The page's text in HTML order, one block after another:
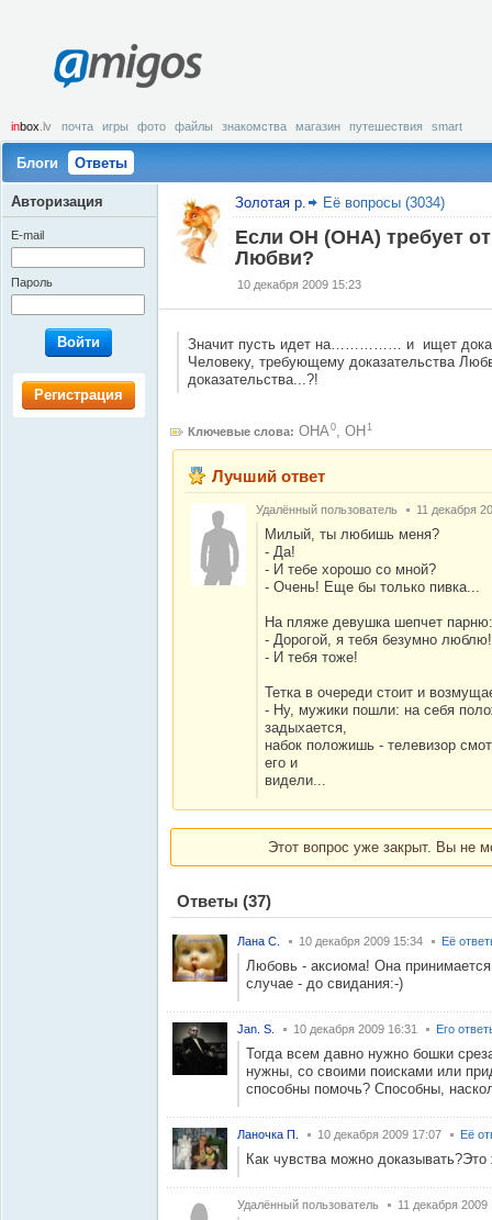
amigos
inbox .lv почта игры фото файлы знакомства магазин путешествия smart
Блоги Ответы
Золотая р. Её вопросы (3034)
Если ОН (ОНА) требует от
Любви?
10 декабря 2009 15:23
Значит пусть идет на…………… и ищет
Человеку, требующему доказательства
доказательства...?!
Ключевые слова: ОНА0, ОН 1
Лучший ответ
Удалённый пользователь 11 декабря
Милый, ты любишь меня?
- Да!
- И тебе хорошо со мной?
- Очень! Еще бы только пивка...
Hа пляже девушка шепчет парню:
- Дорогой, я тебя безумно
- И тебя тоже!
Тетка в очереди стоит и
- Ну, мужики пошли: на себя
задыхается,
набок положишь - телевизор
его и
видели...
Этот вопрос уже закрыт. Вы не
Ответы (37)
Лана С. 10 декабря 2009 15:34 Её
Любовь - аксиома! Она
случае - до свидания:-)
Jan. S. 10 декабря 2009 16:31 Его
Тогда всем давно нужно бошки
нужны, со своими поисками или
способны помочь? Способны,
Ланочка П. 10 декабря 2009 17:07 Её
Как чувства можно
Удалённый пользователь 11 декабря 2009
Авторизация
E-mail
Пароль
Войти
Регистрация